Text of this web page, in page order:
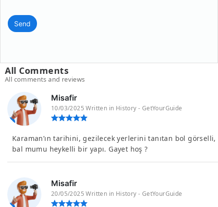
Send
All Comments
All comments and reviews
Misafir
10/03/2025 Written in History - GetYourGuide
Karaman’ın tarihini, gezilecek yerlerini tanıtan bol görselli,
bal mumu heykelli bir yapı. Gayet hoş ?
Misafir
20/05/2025 Written in History - GetYourGuide